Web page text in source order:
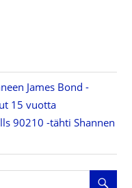
James Bond -
15 vuotta
90210 -tähti Shannen